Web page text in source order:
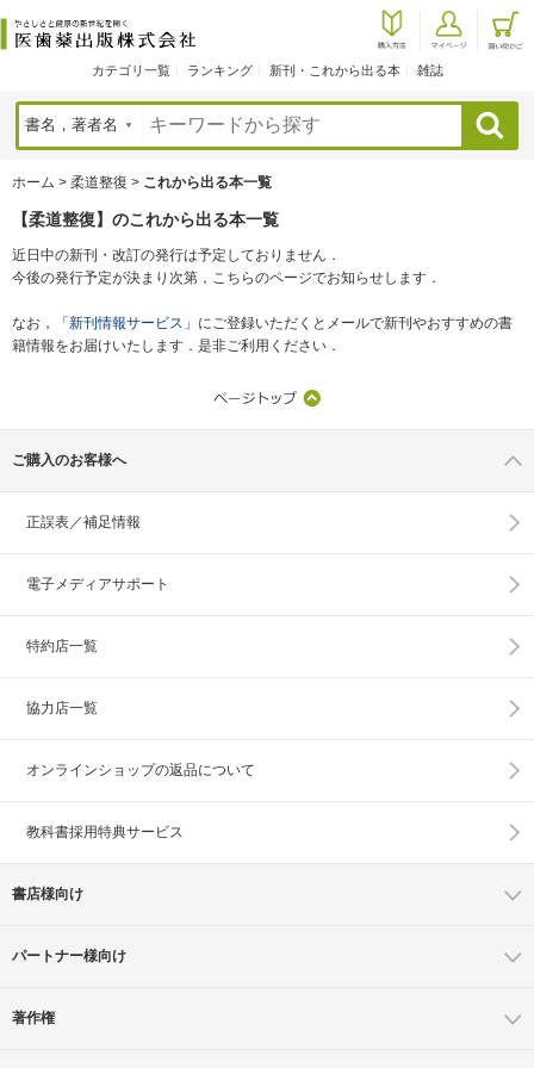
カテゴリ一覧 ランキング 新刊・これから出る本 雑誌
検索
ホーム > 柔道整復 > これから出る本一覧
【柔道整復】のこれから出る本一覧
近日中の新刊・改訂の発行は予定しておりません．
今後の発行予定が決まり次第，こちらのページでお知らせします．
なお，「 新刊情報サービス 」にご登録いただくとメールで新刊やおすすめの書
籍情報をお届けいたします．是非ご利用ください．
ご購入のお客様へ
正誤表／補足情報
電子メディアサポート
特約店一覧
協力店一覧
オンラインショップの返品について
教科書採用特典サービス
書店様向け
パートナー様向け
著作権